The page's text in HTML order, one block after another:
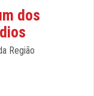
dos
Região